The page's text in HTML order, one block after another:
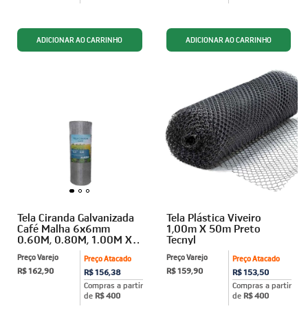
Tela Ciranda Galvanizada
Café Malha 6x6mm
0.60M, 0.80M, 1.00M X
12,5M FIO 0,56mm Algom
Preço Atacado
R$ 156,38
Compras a partir
de R$ 400
Preço Varejo
R$ 162,90
Tela Plástica Viveiro
1,00m X 50m Preto
Tecnyl
Preço Atacado
R$ 153,50
Compras a partir
de R$ 400
Preço Varejo
R$ 159,90